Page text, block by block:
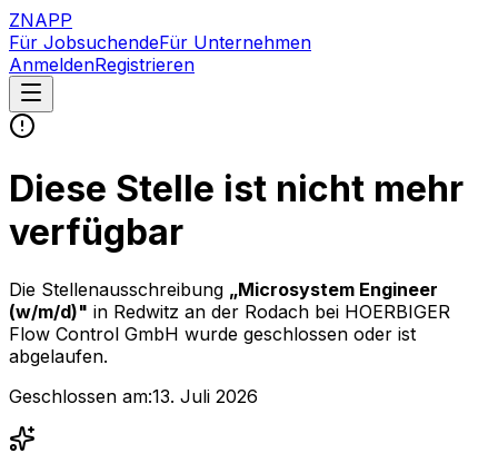
ZNAPP
Für JobsuchendeFür Unternehmen
AnmeldenRegistrieren
Diese Stelle ist nicht mehr
verfügbar
Die Stellenausschreibung „Microsystem Engineer
(w/m/d)" in Redwitz an der Rodach bei HOERBIGER
Flow Control GmbH wurde geschlossen oder ist
abgelaufen.
Geschlossen am:13. Juli 2026